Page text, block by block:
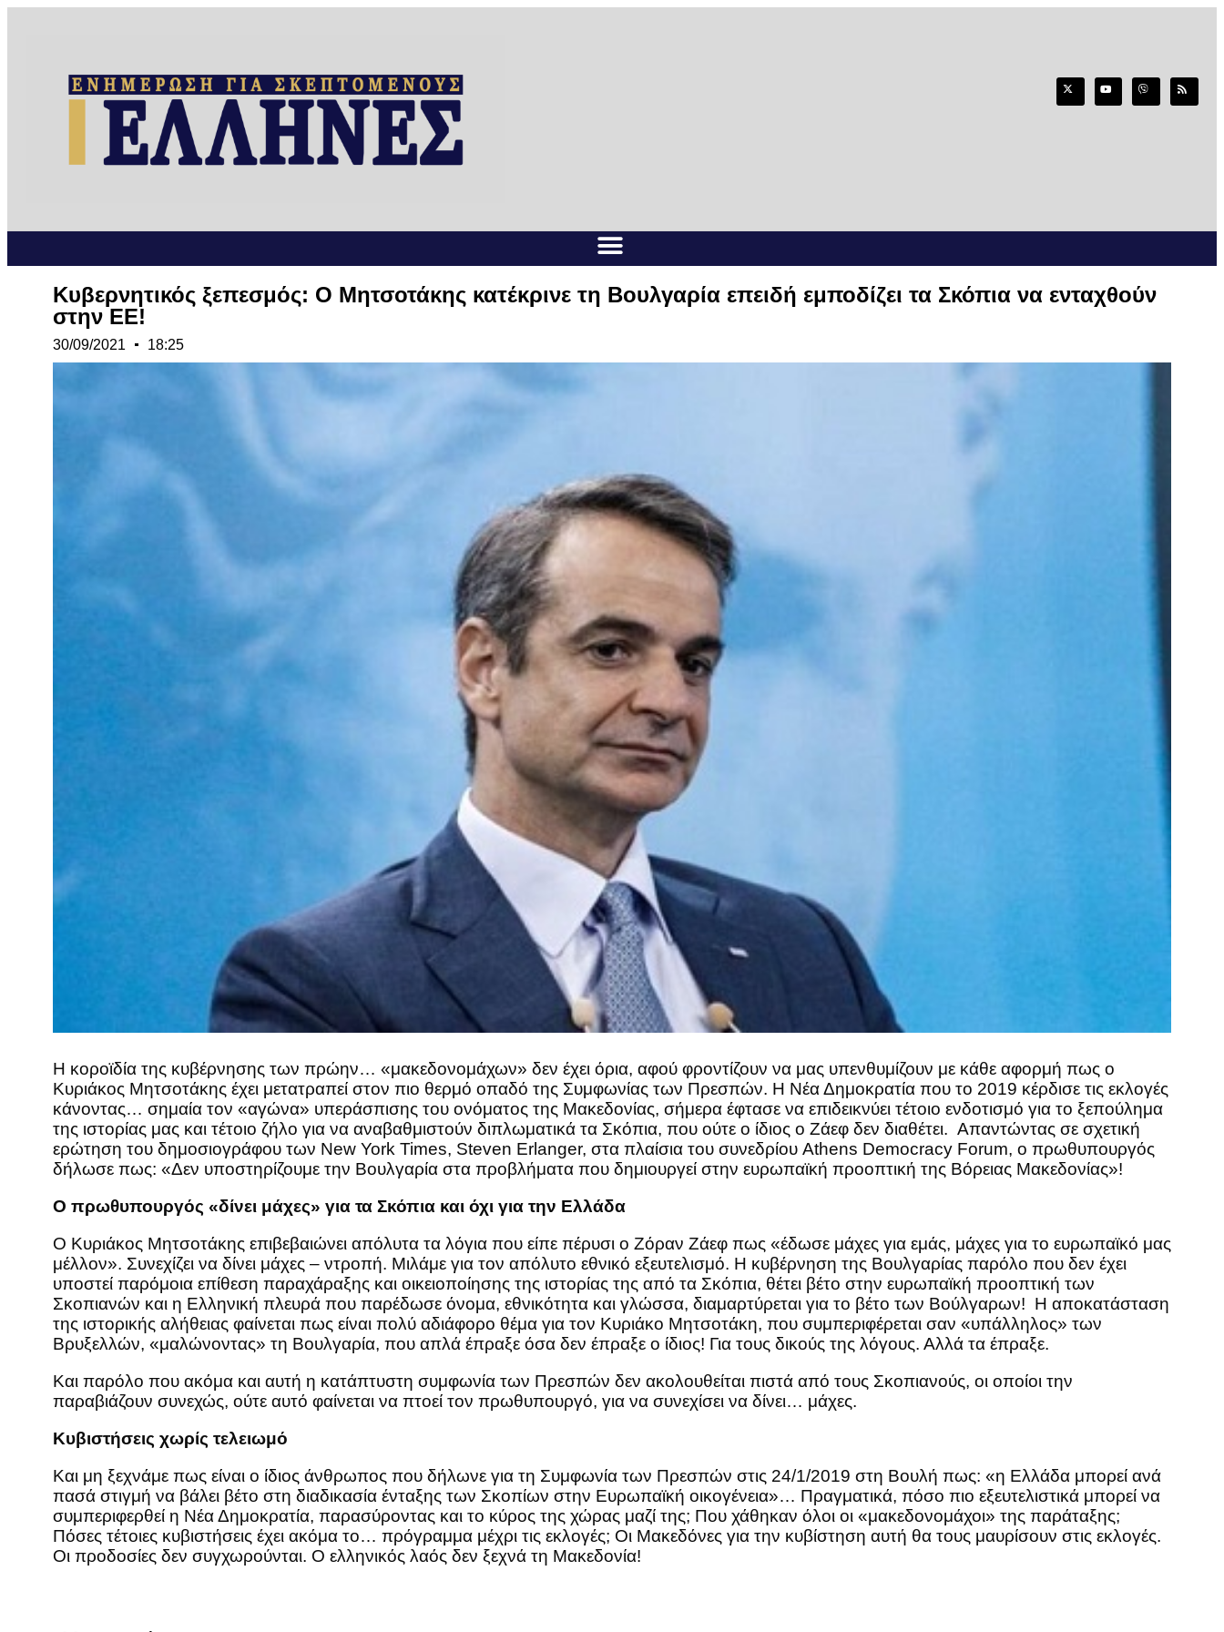
Κυβερνητικός ξεπεσμός: Ο Μητσοτάκης κατέκρινε τη Βουλγαρία επειδή εμποδίζει τα Σκόπια να ενταχθούν
στην ΕΕ!
30/09/2021 18:25
Η κοροϊδία της κυβέρνησης των πρώην… «μακεδονομάχων» δεν έχει όρια, αφού φροντίζουν να μας υπενθυμίζουν με κάθε αφορμή πως ο
Κυριάκος Μητσοτάκης έχει μετατραπεί στον πιο θερμό οπαδό της Συμφωνίας των Πρεσπών. Η Νέα Δημοκρατία που το 2019 κέρδισε τις εκλογές
κάνοντας… σημαία τον «αγώνα» υπεράσπισης του ονόματος της Μακεδονίας, σήμερα έφτασε να επιδεικνύει τέτοιο ενδοτισμό για το ξεπούλημα
της ιστορίας μας και τέτοιο ζήλο για να αναβαθμιστούν διπλωματικά τα Σκόπια, που ούτε ο ίδιος ο Ζάεφ δεν διαθέτει. Απαντώντας σε σχετική
ερώτηση του δημοσιογράφου των New York Times, Steven Erlanger, στα πλαίσια του συνεδρίου Athens Democracy Forum, o πρωθυπουργός
δήλωσε πως: «Δεν υποστηρίζουμε την Βουλγαρία στα προβλήματα που δημιουργεί στην ευρωπαϊκή προοπτική της Βόρειας Μακεδονίας»!
Ο πρωθυπουργός «δίνει μάχες» για τα Σκόπια και όχι για την Ελλάδα
Ο Κυριάκος Μητσοτάκης επιβεβαιώνει απόλυτα τα λόγια που είπε πέρυσι ο Ζόραν Ζάεφ πως «έδωσε μάχες για εμάς, μάχες για το ευρωπαϊκό μας
μέλλον». Συνεχίζει να δίνει μάχες – ντροπή. Μιλάμε για τον απόλυτο εθνικό εξευτελισμό. Η κυβέρνηση της Βουλγαρίας παρόλο που δεν έχει
υποστεί παρόμοια επίθεση παραχάραξης και οικειοποίησης της ιστορίας της από τα Σκόπια, θέτει βέτο στην ευρωπαϊκή προοπτική των
Σκοπιανών και η Ελληνική πλευρά που παρέδωσε όνομα, εθνικότητα και γλώσσα, διαμαρτύρεται για το βέτο των Βούλγαρων! Η αποκατάσταση
της ιστορικής αλήθειας φαίνεται πως είναι πολύ αδιάφορο θέμα για τον Κυριάκο Μητσοτάκη, που συμπεριφέρεται σαν «υπάλληλος» των
Βρυξελλών, «μαλώνοντας» τη Βουλγαρία, που απλά έπραξε όσα δεν έπραξε ο ίδιος! Για τους δικούς της λόγους. Αλλά τα έπραξε.
Και παρόλο που ακόμα και αυτή η κατάπτυστη συμφωνία των Πρεσπών δεν ακολουθείται πιστά από τους Σκοπιανούς, οι οποίοι την
παραβιάζουν συνεχώς, ούτε αυτό φαίνεται να πτοεί τον πρωθυπουργό, για να συνεχίσει να δίνει… μάχες.
Κυβιστήσεις χωρίς τελειωμό
Και μη ξεχνάμε πως είναι ο ίδιος άνθρωπος που δήλωνε για τη Συμφωνία των Πρεσπών στις 24/1/2019 στη Βουλή πως: «η Ελλάδα μπορεί ανά
πασά στιγμή να βάλει βέτο στη διαδικασία ένταξης των Σκοπίων στην Ευρωπαϊκή οικογένεια»… Πραγματικά, πόσο πιο εξευτελιστικά μπορεί να
συμπεριφερθεί η Νέα Δημοκρατία, παρασύροντας και το κύρος της χώρας μαζί της; Που χάθηκαν όλοι οι «μακεδονομάχοι» της παράταξης;
Πόσες τέτοιες κυβιστήσεις έχει ακόμα το… πρόγραμμα μέχρι τις εκλογές; Οι Μακεδόνες για την κυβίστηση αυτή θα τους μαυρίσουν στις εκλογές.
Οι προδοσίες δεν συγχωρούνται. Ο ελληνικός λαός δεν ξεχνά τη Μακεδονία!